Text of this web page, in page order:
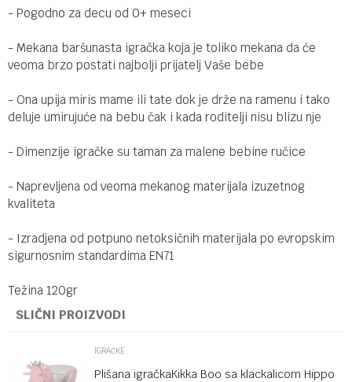
- Pogodno za decu od 0+ meseci
- Mekana baršunasta igračka koja je toliko mekana da će
veoma brzo postati najbolji prijatelj Vaše bebe
- Ona upija miris mame ili tate dok je drže na ramenu i tako
deluje umirujuće na bebu čak i kada roditelji nisu blizu nje
- Dimenzije igračke su taman za malene bebine ručice
- Naprevljena od veoma mekanog materijala izuzetnog
kvaliteta
- Izradjena od potpuno netoksičnih materijala po evropskim
sigurnosnim standardima EN71
Težina 120gr
SLIČNI PROIZVODI
IGRAČKE
Plišana igračkaKikka Boo sa klackalicom Hippo